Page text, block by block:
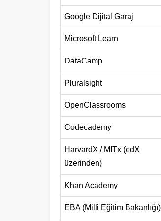
Google Dijital Garaj
Microsoft Learn
DataCamp
Pluralsight
OpenClassrooms
Codecademy
HarvardX / MITx (edX
üzerinden)
Khan Academy
EBA (Milli Eğitim Bakanlığı)